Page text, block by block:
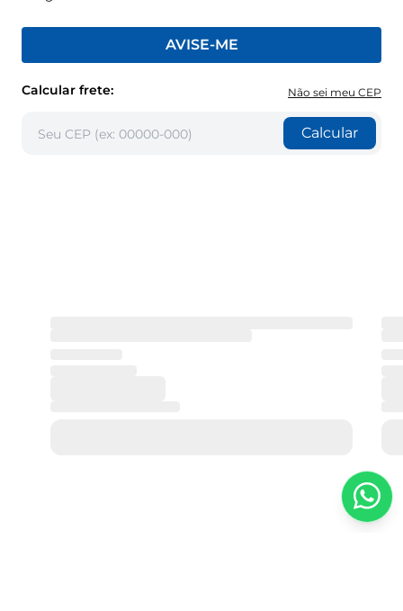
AVISE-ME
Calcular frete: Não sei meu CEP
Calcular